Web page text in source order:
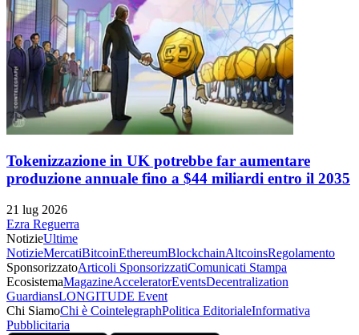
Tokenizzazione in UK potrebbe far aumentare
produzione annuale fino a $44 miliardi entro il 2035
21 lug 2026
Ezra Reguerra
NotizieUltime
NotizieMercatiBitcoinEthereumBlockchainAltcoinsRegolamento
SponsorizzatoArticoli SponsorizzatiComunicati Stampa
EcosistemaMagazineAcceleratorEventsDecentralization
GuardiansLONGITUDE Event
Chi SiamoChi è CointelegraphPolitica EditorialeInformativa
Pubblicitaria